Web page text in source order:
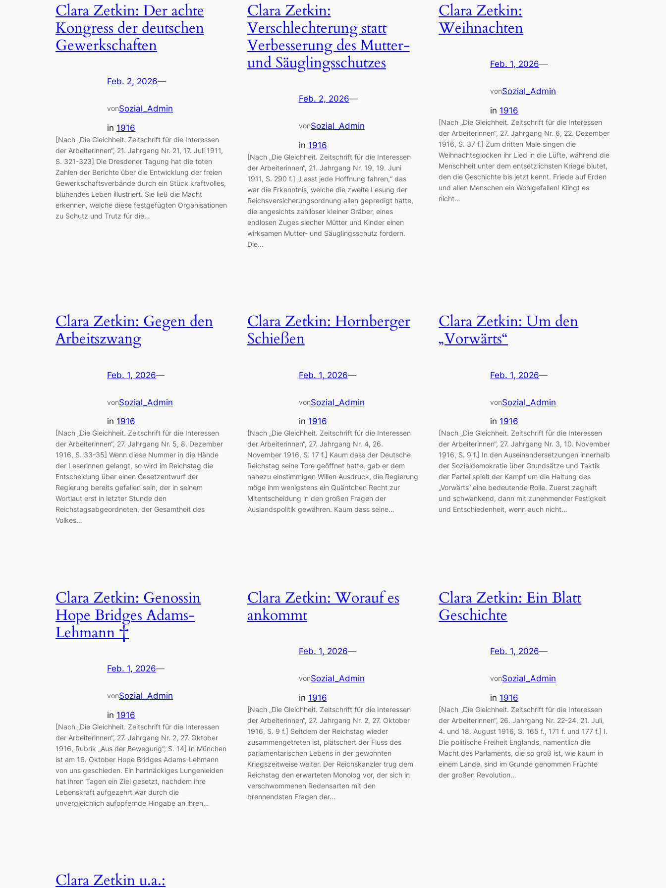
Clara Zetkin: Der achte
Kongress der deutschen
Gewerkschaften
Feb. 2, 2026—
vonSozial_Admin
in 1916
[Nach „Die Gleichheit. Zeitschrift für die Interessen
der Arbeiterinnen“, 21. Jahrgang Nr. 21, 17. Juli 1911,
S. 321-323] Die Dresdener Tagung hat die toten
Zahlen der Berichte über die Entwicklung der freien
Gewerkschaftsverbände durch ein Stück kraftvolles,
blühendes Leben illustriert. Sie ließ die Macht
erkennen, welche diese festgefügten Organisationen
zu Schutz und Trutz für die…
Clara Zetkin:
Verschlechterung statt
Verbesserung des Mutter-
und Säuglingsschutzes
Feb. 2, 2026—
vonSozial_Admin
in 1916
[Nach „Die Gleichheit. Zeitschrift für die Interessen
der Arbeiterinnen“, 21. Jahrgang Nr. 19, 19. Juni
1911, S. 290 f.] „Lasst jede Hoffnung fahren,“ das
war die Erkenntnis, welche die zweite Lesung der
Reichsversicherungsordnung allen gepredigt hatte,
die angesichts zahlloser kleiner Gräber, eines
endlosen Zuges siecher Mütter und Kinder einen
wirksamen Mutter- und Säuglingsschutz fordern.
Die…
Clara Zetkin:
Weihnachten
Feb. 1, 2026—
vonSozial_Admin
in 1916
[Nach „Die Gleichheit. Zeitschrift für die Interessen
der Arbeiterinnen“, 27. Jahrgang Nr. 6, 22. Dezember
1916, S. 37 f.] Zum dritten Male singen die
Weihnachtsglocken ihr Lied in die Lüfte, während die
Menschheit unter dem entsetzlichsten Kriege blutet,
den die Geschichte bis jetzt kennt. Friede auf Erden
und allen Menschen ein Wohlgefallen! Klingt es
nicht…
Clara Zetkin: Gegen den
Arbeitszwang
Feb. 1, 2026—
vonSozial_Admin
in 1916
[Nach „Die Gleichheit. Zeitschrift für die Interessen
der Arbeiterinnen“, 27. Jahrgang Nr. 5, 8. Dezember
1916, S. 33-35] Wenn diese Nummer in die Hände
der Leserinnen gelangt, so wird im Reichstag die
Entscheidung über einen Gesetzentwurf der
Regierung bereits gefallen sein, der in seinem
Wortlaut erst in letzter Stunde den
Reichstagsabgeordneten, der Gesamtheit des
Volkes…
Clara Zetkin: Hornberger
Schießen
Feb. 1, 2026—
vonSozial_Admin
in 1916
[Nach „Die Gleichheit. Zeitschrift für die Interessen
der Arbeiterinnen“, 27. Jahrgang Nr. 4, 26.
November 1916, S. 17 f.] Kaum dass der Deutsche
Reichstag seine Tore geöffnet hatte, gab er dem
nahezu einstimmigen Willen Ausdruck, die Regierung
möge ihm wenigstens ein Quäntchen Recht zur
Mitentscheidung in den großen Fragen der
Auslandspolitik gewähren. Kaum dass seine…
Clara Zetkin: Um den
„Vorwärts“
Feb. 1, 2026—
vonSozial_Admin
in 1916
[Nach „Die Gleichheit. Zeitschrift für die Interessen
der Arbeiterinnen“, 27. Jahrgang Nr. 3, 10. November
1916, S. 9 f.] In den Auseinandersetzungen innerhalb
der Sozialdemokratie über Grundsätze und Taktik
der Partei spielt der Kampf um die Haltung des
„Vorwärts“ eine bedeutende Rolle. Zuerst zaghaft
und schwankend, dann mit zunehmender Festigkeit
und Entschiedenheit, wenn auch nicht…
Clara Zetkin: Genossin
Hope Bridges Adams-
Lehmann †
Feb. 1, 2026—
vonSozial_Admin
in 1916
[Nach „Die Gleichheit. Zeitschrift für die Interessen
der Arbeiterinnen“, 27. Jahrgang Nr. 2, 27. Oktober
1916, Rubrik „Aus der Bewegung“, S. 14] In München
ist am 16. Oktober Hope Bridges Adams-Lehmann
von uns geschieden. Ein hartnäckiges Lungenleiden
hat ihren Tagen ein Ziel gesetzt, nachdem ihre
Lebenskraft aufgezehrt war durch die
unvergleichlich aufopfernde Hingabe an ihren…
Clara Zetkin: Worauf es
ankommt
Feb. 1, 2026—
vonSozial_Admin
in 1916
[Nach „Die Gleichheit. Zeitschrift für die Interessen
der Arbeiterinnen“, 27. Jahrgang Nr. 2, 27. Oktober
1916, S. 9 f.] Seitdem der Reichstag wieder
zusammengetreten ist, plätschert der Fluss des
parlamentarischen Lebens in der gewohnten
Kriegszeitweise weiter. Der Reichskanzler trug dem
Reichstag den erwarteten Monolog vor, der sich in
verschwommenen Redensarten mit den
brennendsten Fragen der…
Clara Zetkin: Ein Blatt
Geschichte
Feb. 1, 2026—
vonSozial_Admin
in 1916
[Nach „Die Gleichheit. Zeitschrift für die Interessen
der Arbeiterinnen“, 26. Jahrgang Nr. 22-24, 21. Juli,
4. und 18. August 1916, S. 165 f., 171 f. und 177 f.] I.
Die politische Freiheit Englands, namentlich die
Macht des Parlaments, die so groß ist, wie kaum in
einem Lande, sind im Grunde genommen Früchte
der großen Revolution…
Clara Zetkin u.a.: